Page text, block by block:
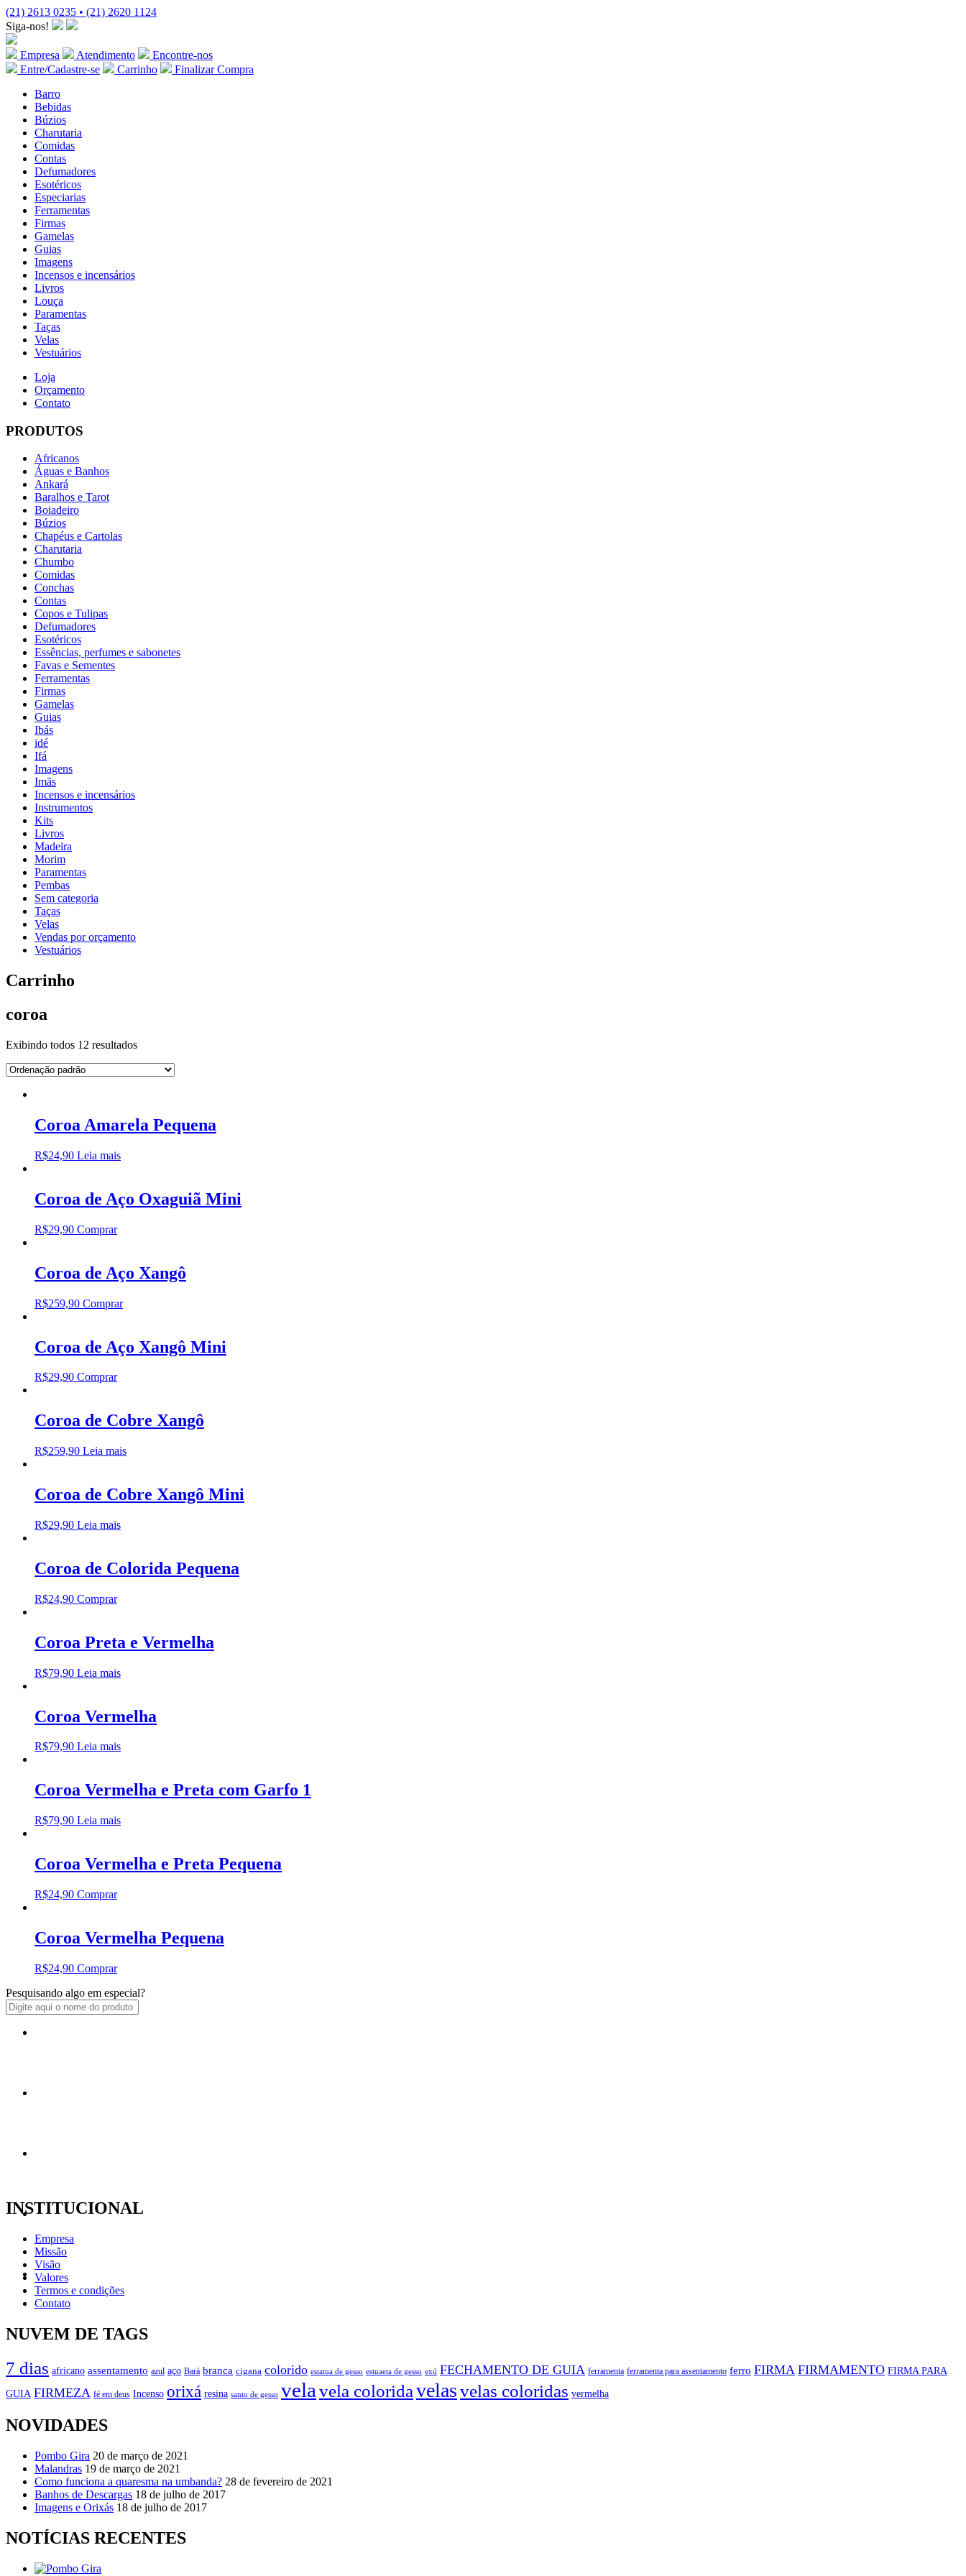
(21) 2613 0235 • (21) 2620 1124
Siga-nos!
Empresa Atendimento
Encontre-nos
Entre/Cadastre-se
Carrinho
Finalizar Compra
Barro
Bebidas
Búzios
Charutaria
Comidas
Contas
Defumadores
Esotéricos
Especiarias
Ferramentas
Firmas
Gamelas
Guias
Imagens
Incensos e incensários
Livros
Louça
Paramentas
Taças
Velas
Vestuários
Loja
Orçamento
Contato
PRODUTOS
Africanos
Águas e Banhos
Ankará
Baralhos e Tarot
Boiadeiro
Búzios
Chapéus e Cartolas
Charutaria
Chumbo
Comidas
Conchas
Contas
Copos e Tulipas
Defumadores
Esotéricos
Essências, perfumes e sabonetes
Favas e Sementes
Ferramentas
Firmas
Gamelas
Guias
Ibás
idé
Ifá
Imagens
Imãs
Incensos e incensários
Instrumentos
Kits
Livros
Madeira
Morim
Paramentas
Pembas
Sem categoria
Taças
Velas
Vendas por orçamento
Vestuários
Carrinho
coroa
Exibindo todos 12 resultados
Coroa Amarela Pequena
R$24,90 Leia mais
Coroa de Aço Oxaguiã Mini
R$29,90 Comprar
Coroa de Aço Xangô
R$259,90 Comprar
Coroa de Aço Xangô Mini
R$29,90 Comprar
Coroa de Cobre Xangô
R$259,90 Leia mais
Coroa de Cobre Xangô Mini
R$29,90 Leia mais
Coroa de Colorida Pequena
R$24,90 Comprar
Coroa Preta e Vermelha
R$79,90 Leia mais
Coroa Vermelha
R$79,90 Leia mais
Coroa Vermelha e Preta com Garfo 1
R$79,90 Leia mais
Coroa Vermelha e Preta Pequena
R$24,90 Comprar
Coroa Vermelha Pequena
R$24,90 Comprar
Pesquisando algo em especial?
Paramentas
Vestuário
INSTITUCIONAL
Empresa
Missão
Visão
Valores
Termos e condições
Contato
NUVEM DE TAGS
7 dias africano assentamento azul aço Bará branca cigana colorido estatua de gesso estuaeta de gesso exú FECHAMENTO DE GUIA ferramenta ferramenta para assentamento ferro FIRMA FIRMAMENTO FIRMA PARA
GUIA FIRMEZA fé em deus Incenso orixá resina santo de gesso vela vela coloridavelasvelas coloridas vermelha
NOVIDADES
Pombo Gira 20 de março de 2021
Malandras 19 de março de 2021
Como funciona a quaresma na umbanda? 28 de fevereiro de 2021
Banhos de Descargas 18 de julho de 2017
Imagens e Orixás 18 de julho de 2017
NOTÍCIAS RECENTES